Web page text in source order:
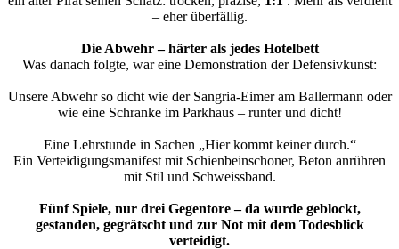
– eher überfällig.
Die Abwehr – härter als jedes Hotelbett
Was danach folgte, war eine Demonstration der Defensivkunst:
Unsere Abwehr so dicht wie der Sangria-Eimer am Ballermann oder
wie eine Schranke im Parkhaus – runter und dicht!
Eine Lehrstunde in Sachen „Hier kommt keiner durch.“
Ein Verteidigungsmanifest mit Schienbeinschoner, Beton anrühren
mit Stil und Schweissband.
Fünf Spiele, nur drei Gegentore – da wurde geblockt,
gestanden, gegrätscht und zur Not mit dem Todesblick
verteidigt.